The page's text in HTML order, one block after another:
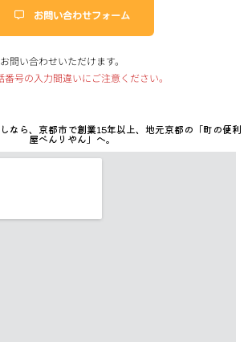
お問い合わせフォーム
問い合わせいただけます。
号の入力間違いにご注意ください。
なら、京都市で創業15年以上、地元京都の「町の便利
屋べんりやん」へ。